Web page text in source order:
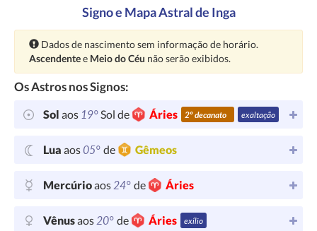
Signo e Mapa Astral de Inga
Atenção:
Dados de nascimento sem informação de horário.
Ascendentee Meio do Céu não serão exibidos.
Os Astros nos Signos:
Sol aos 19°Sol de Áries 2º decanato exaltação
Lua aos05° de Gêmeos
Mercúrioaos24° de Áries
Vênusaos20° de Áries exílio